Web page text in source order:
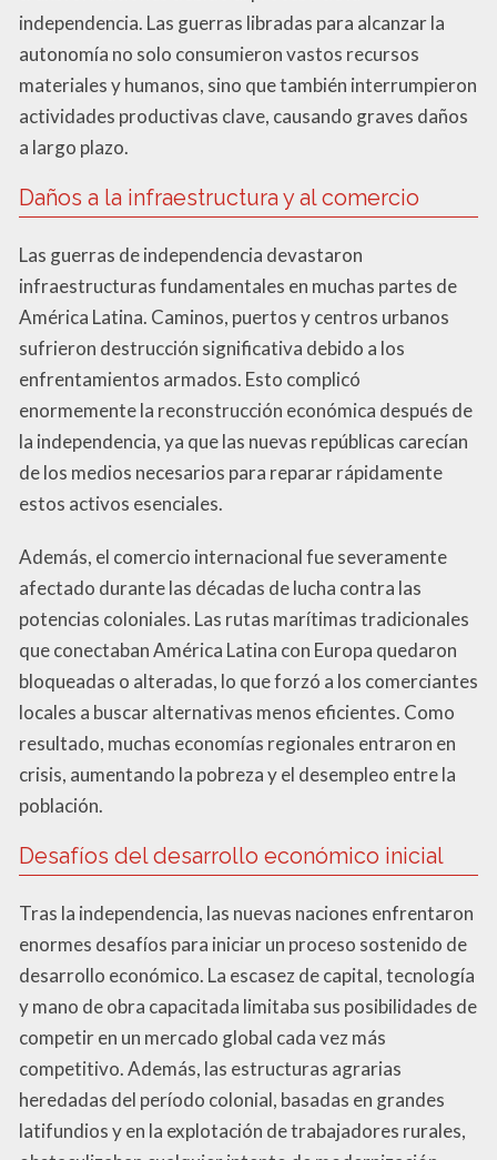
independencia. Las guerras libradas para alcanzar la
autonomía no solo consumieron vastos recursos
materiales y humanos, sino que también interrumpieron
actividades productivas clave, causando graves daños
a largo plazo.
Daños a la infraestructura y al comercio
Las guerras de independencia devastaron
infraestructuras fundamentales en muchas partes de
América Latina. Caminos, puertos y centros urbanos
sufrieron destrucción significativa debido a los
enfrentamientos armados. Esto complicó
enormemente la reconstrucción económica después de
la independencia, ya que las nuevas repúblicas carecían
de los medios necesarios para reparar rápidamente
estos activos esenciales.
Además, el comercio internacional fue severamente
afectado durante las décadas de lucha contra las
potencias coloniales. Las rutas marítimas tradicionales
que conectaban América Latina con Europa quedaron
bloqueadas o alteradas, lo que forzó a los comerciantes
locales a buscar alternativas menos eficientes. Como
resultado, muchas economías regionales entraron en
crisis, aumentando la pobreza y el desempleo entre la
población.
Desafíos del desarrollo económico inicial
Tras la independencia, las nuevas naciones enfrentaron
enormes desafíos para iniciar un proceso sostenido de
desarrollo económico. La escasez de capital, tecnología
y mano de obra capacitada limitaba sus posibilidades de
competir en un mercado global cada vez más
competitivo. Además, las estructuras agrarias
heredadas del período colonial, basadas en grandes
latifundios y en la explotación de trabajadores rurales,